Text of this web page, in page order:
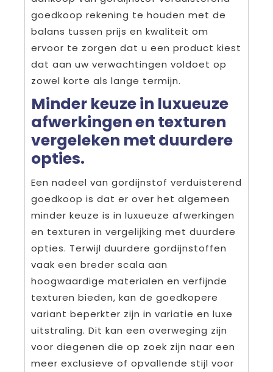
goedkoop rekening te houden met de
balans tussen prijs en kwaliteit om
ervoor te zorgen dat u een product kiest
dat aan uw verwachtingen voldoet op
zowel korte als lange termijn.
Minder keuze in luxueuze
afwerkingen en texturen
vergeleken met duurdere
opties.
Een nadeel van gordijnstof verduisterend
goedkoop is dat er over het algemeen
minder keuze is in luxueuze afwerkingen
en texturen in vergelijking met duurdere
opties. Terwijl duurdere gordijnstoffen
vaak een breder scala aan
hoogwaardige materialen en verfijnde
texturen bieden, kan de goedkopere
variant beperkter zijn in variatie en luxe
uitstraling. Dit kan een overweging zijn
voor diegenen die op zoek zijn naar een
meer exclusieve of opvallende stijl voor